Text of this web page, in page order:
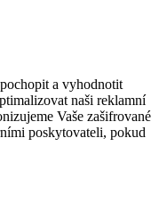
a vyhodnotit
naši reklamní
Vaše zašifrované
poskytovateli, pokud